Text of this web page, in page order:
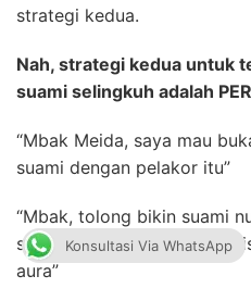
strategi kedua.
Nah, strategi kedua untuk
suami selingkuh adalah
“Mbak Meida, saya mau
suami dengan pelakor itu”
“Mbak, tolong bikin suami
sekarang dia berubah
aura”
Konsultasi Via WhatsApp